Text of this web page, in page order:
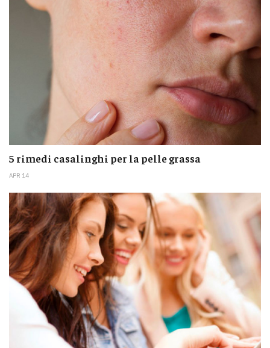
5 rimedi casalinghi per la pelle grassa
APR 14